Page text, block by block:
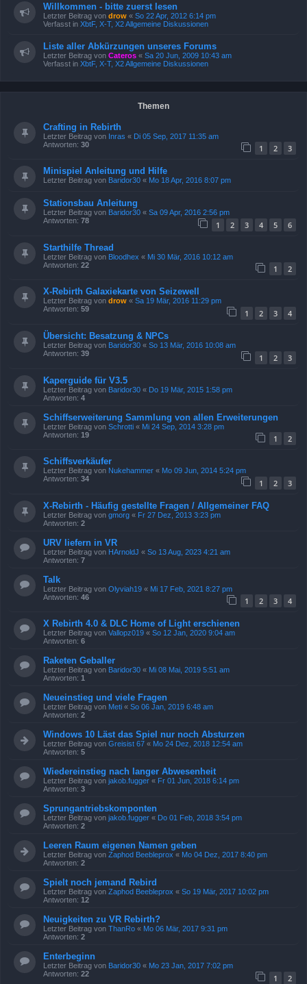
Willkommen - bitte zuerst lesen
Letzter Beitrag von drow « So 22 Apr, 2012 6:14 pm
Verfasst in XbtF, X-T, X2 Allgemeine Diskussionen
Liste aller Abkürzungen unseres Forums
Letzter Beitrag von Cateros « Sa 20 Jun, 2009 10:43 am
Verfasst in XbtF, X-T, X2 Allgemeine Diskussionen
Themen
Crafting in Rebirth
Letzter Beitrag von Inras « Di 05 Sep, 2017 11:35 am
Antworten: 30 1 2 3
Minispiel Anleitung und Hilfe
Letzter Beitrag von Baridor30 « Mo 18 Apr, 2016 8:07 pm
Stationsbau Anleitung
Letzter Beitrag von Baridor30 « Sa 09 Apr, 2016 2:56 pm
Antworten: 78 1 2 3 4 5 6
Starthilfe Thread
Letzter Beitrag von Bloodhex « Mi 30 Mär, 2016 10:12 am
Antworten: 22 1 2
X-Rebirth Galaxiekarte von Seizewell
Letzter Beitrag von drow « Sa 19 Mär, 2016 11:29 pm
Antworten: 59 1 2 3 4
Übersicht: Besatzung & NPCs
Letzter Beitrag von Baridor30 « So 13 Mär, 2016 10:08 am
Antworten: 39 1 2 3
Kaperguide für V3.5
Letzter Beitrag von Baridor30 « Do 19 Mär, 2015 1:58 pm
Antworten: 4
Schiffserweiterung Sammlung von allen Erweiterungen
Letzter Beitrag von Schrotti « Mi 24 Sep, 2014 3:28 pm
Antworten: 19 1 2
Schiffsverkäufer
Letzter Beitrag von Nukehammer « Mo 09 Jun, 2014 5:24 pm
Antworten: 34 1 2 3
X-Rebirth - Häufig gestellte Fragen / Allgemeiner FAQ
Letzter Beitrag von gmorg « Fr 27 Dez, 2013 3:23 pm
Antworten: 2
URV liefern in VR
Letzter Beitrag von HArnoldJ « So 13 Aug, 2023 4:21 am
Antworten: 7
Talk
Letzter Beitrag von Olyviah19 « Mi 17 Feb, 2021 8:27 pm
Antworten: 46 1 2 3 4
X Rebirth 4.0 & DLC Home of Light erschienen
Letzter Beitrag von Vallopz019 « So 12 Jan, 2020 9:04 am
Antworten: 6
Raketen Geballer
Letzter Beitrag von Baridor30 « Mi 08 Mai, 2019 5:51 am
Antworten: 1
Neueinstieg und viele Fragen
Letzter Beitrag von Meti « So 06 Jan, 2019 6:48 am
Antworten: 2
Windows 10 Läst das Spiel nur noch Absturzen
Letzter Beitrag von Greisist 67 « Mo 24 Dez, 2018 12:54 am
Antworten: 5
Wiedereinstieg nach langer Abwesenheit
Letzter Beitrag von jakob.fugger « Fr 01 Jun, 2018 6:14 pm
Antworten: 3
Sprungantriebskomponten
Letzter Beitrag von jakob.fugger « Do 01 Feb, 2018 3:54 pm
Antworten: 2
Leeren Raum eigenen Namen geben
Letzter Beitrag von Zaphod Beebleprox « Mo 04 Dez, 2017 8:40 pm
Antworten: 2
Spielt noch jemand Rebird
Letzter Beitrag von Zaphod Beebleprox « So 19 Mär, 2017 10:02 pm
Antworten: 12
Neuigkeiten zu VR Rebirth?
Letzter Beitrag von ThanRo « Mo 06 Mär, 2017 9:31 pm
Antworten: 2
Enterbeginn
Letzter Beitrag von Baridor30 « Mo 23 Jan, 2017 7:02 pm
Antworten: 22 1 2